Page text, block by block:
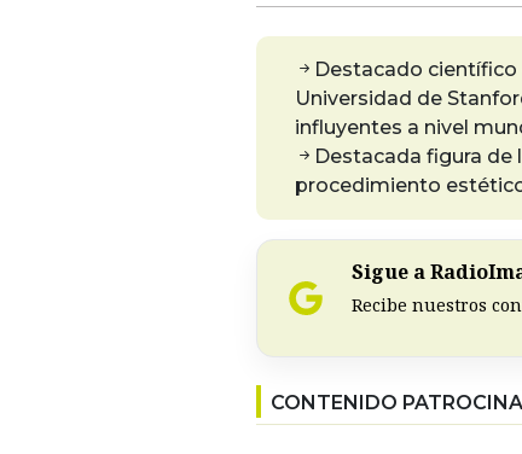
Destacado
Universidad de
influyentes a nivel
Destacada figura de
procedimiento
Sigue a
Recibe nuestros
CONTENIDO